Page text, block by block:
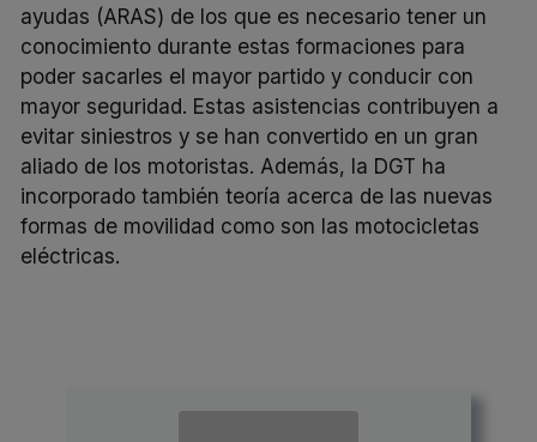
ayudas (ARAS) de los que es necesario tener un
conocimiento durante estas formaciones para
poder sacarles el mayor partido y conducir con
mayor seguridad. Estas asistencias contribuyen a
evitar siniestros y se han convertido en un gran
aliado de los motoristas. Además, la DGT ha
incorporado también teoría acerca de las nuevas
formas de movilidad como son las motocicletas
eléctricas.